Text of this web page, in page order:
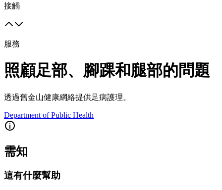
接觸
服務
照顧足部、腳踝和腿部的問題
透過舊金山健康網絡提供足病護理。
Department of Public Health
需知
這有什麼幫助